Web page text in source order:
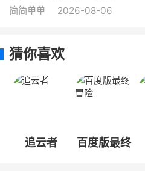
简简单单 2026-08-06
猜你喜欢
追云者
百度版最终